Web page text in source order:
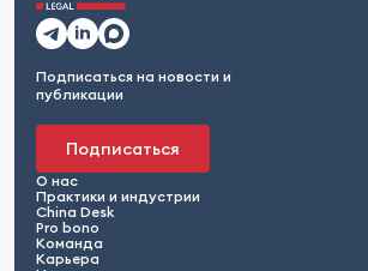
Подписаться на новости и
публикации
Подписаться
О нас
Практики и индустрии
China Desk
Pro bono
Команда
Карьера